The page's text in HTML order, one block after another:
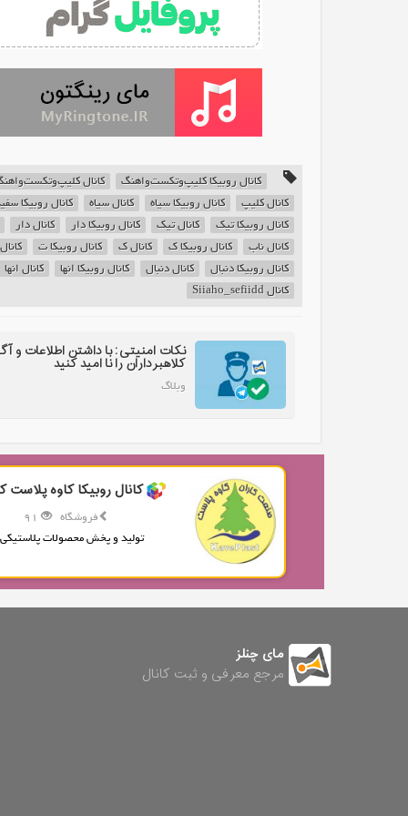
کانال روبیکا کلیپ‌وتکست‌واهنگ کانال
کانال کلیپ
کانال روبیکا سیاه کانال سیاه کانال روبیکا
کانال روبیکا تیک
کانال تیک کانال روبیکا دار کانال دار
کانال ناب
کانال روبیکا ک کانال ک کانال روبیکا ت
کانال روبیکا دنبال
کانال دنبال کانال روبیکا انها کانال انها
کانال Siiaho_sefiidd
نکات امنیتی: با داشتن اطلاعات و
کلاهبرداران را نا امید کنید
وبلاگ
کانال روبیکا کاوه پلاست
فروشگاه
تولید و پخش محصولات
مای چنلز
مرجع معرفی و ثبت کانال